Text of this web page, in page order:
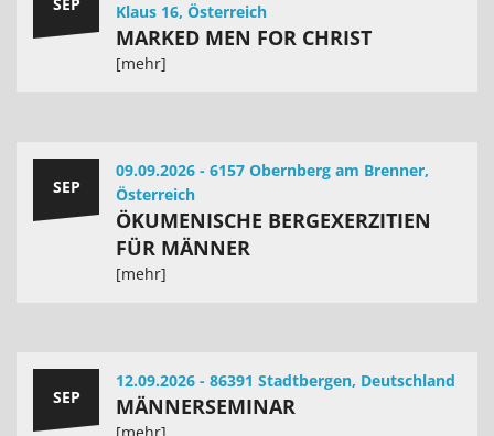
SEP Klaus 16, Österreich
MARKED MEN FOR CHRIST
[mehr]
SEP
09.09.2026 - 6157 Obernberg am Brenner,
Österreich
ÖKUMENISCHE BERGEXERZITIEN
FÜR MÄNNER
[mehr]
SEP
12.09.2026 - 86391 Stadtbergen, Deutschland
MÄNNERSEMINAR